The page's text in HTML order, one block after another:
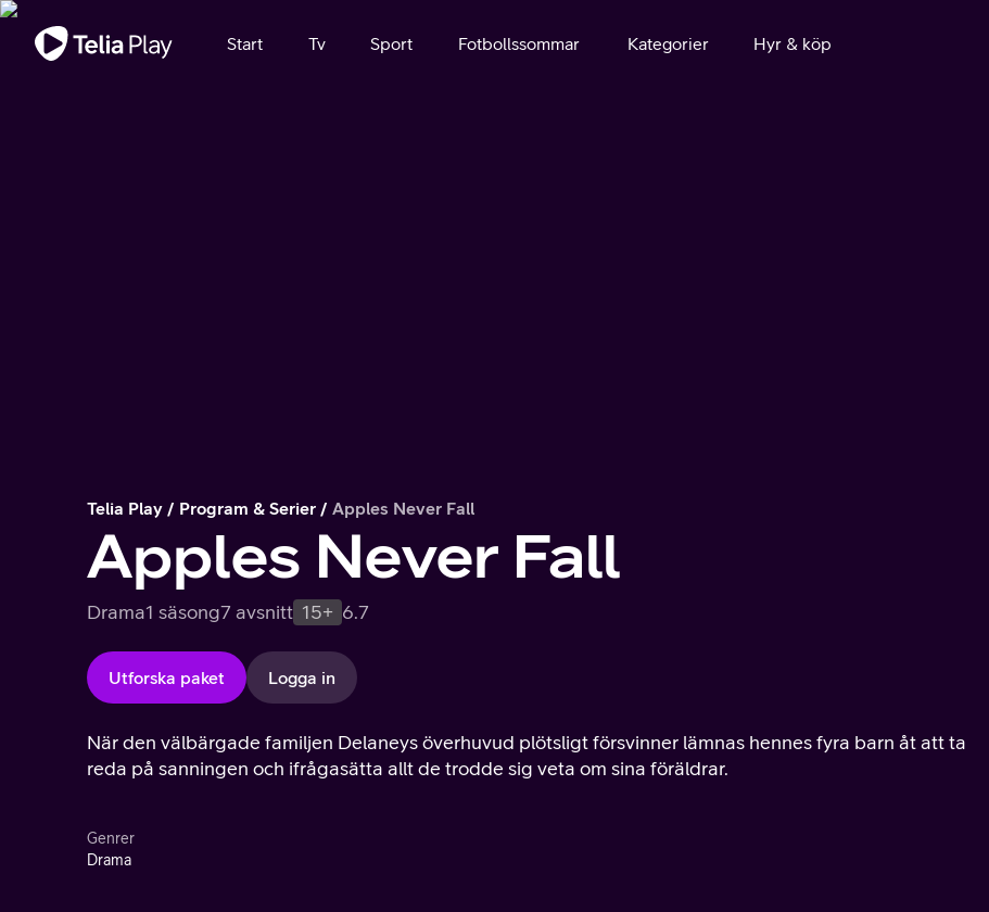
Viktigt meddelande
Start Tv Sport Fotbollssommar Kategorier Hyr & köp
Telia Play Program & Serier Apples Never Fall
Apples Never Fall
Drama1 säsong7 avsnitt 15+ 6.7
Utforska paket Logga in
När den välbärgade familjen Delaneys överhuvud plötsligt försvinner lämnas hennes fyra barn åt att ta
reda på sanningen och ifrågasätta allt de trodde sig veta om sina föräldrar.
Genrer
Drama